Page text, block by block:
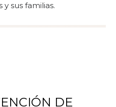
sus familias.
DE